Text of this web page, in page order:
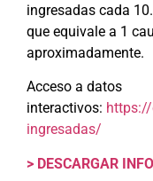
ingresadas cada
que equivale a 1
aproximadamente.
Acceso a datos
interactivos:
ingresadas/
> DESCARGAR